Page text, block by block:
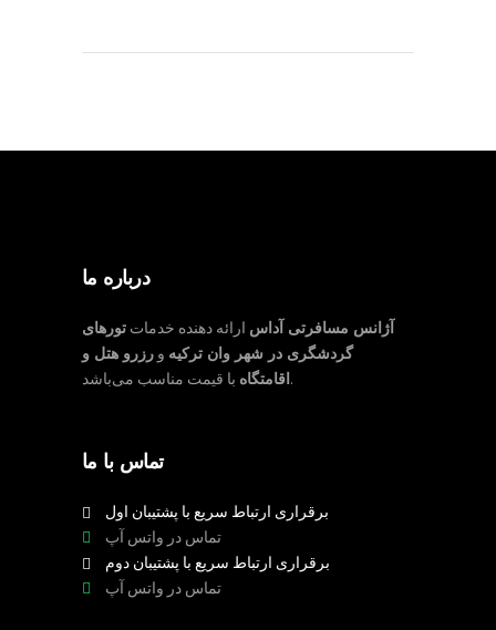
درباره ما
آژانس مسافرتی آداس ارائه دهنده خدماتتورهای
گردشگری در شهر وان ترکیه ورزرو هتل و
اقامتگاهبا قیمت مناسب می‌باشد.
تماس با ما
برقراری ارتباط سریع با پشتیبان اول
تماس در واتس آپ
برقراری ارتباط سریع با پشتیبان دوم
تماس در واتس آپ